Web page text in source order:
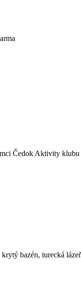
Čedok Aktivity
bazén, turecká